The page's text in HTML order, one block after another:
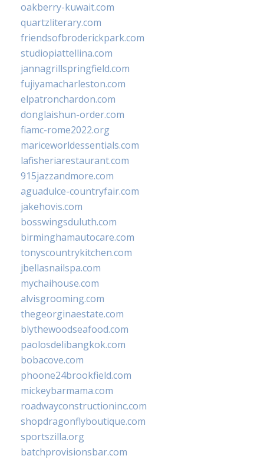
oakberry-kuwait.com
quartzliterary.com
friendsofbroderickpark.com
studiopiattellina.com
jannagrillspringfield.com
fujiyamacharleston.com
elpatronchardon.com
donglaishun-order.com
fiamc-rome2022.org
mariceworldessentials.com
lafisheriarestaurant.com
915jazzandmore.com
aguadulce-countryfair.com
jakehovis.com
bosswingsduluth.com
birminghamautocare.com
tonyscountrykitchen.com
jbellasnailspa.com
mychaihouse.com
alvisgrooming.com
thegeorginaestate.com
blythewoodseafood.com
paolosdelibangkok.com
bobacove.com
phoone24brookfield.com
mickeybarmama.com
roadwayconstructioninc.com
shopdragonflyboutique.com
sportszilla.org
batchprovisionsbar.com